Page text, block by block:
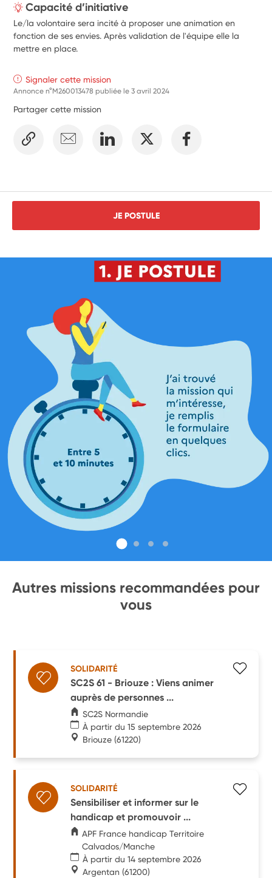
Capacité d’initiative
Le/la volontaire sera incité à proposer une animation en
fonction de ses envies. Après validation de l'équipe elle la
mettre en place.
Signaler cette mission
Annonce n°M260013478 publiée le3 avril 2024
Partager cette mission
JE POSTULE
Autres missions recommandées pour
vous
SOLIDARITÉ
SC2S 61 - Briouze : Viens animer
auprès de personnes ...
SC2S Normandie
À partir du 15 septembre 2026
Briouze (61220)
SOLIDARITÉ
Sensibiliser et informer sur le
handicap et promouvoir ...
APF France handicap Territoire
Calvados/Manche
À partir du 14 septembre 2026
Argentan (61200)